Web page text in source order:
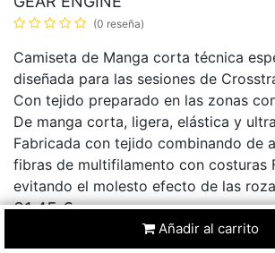
(0 reseña)
Camiseta de Manga corta técnica
diseñada para las sesiones de
Con tejido preparado en las zonas
De manga corta, ligera, elástica y
Fabricada con tejido combinando de
fibras de multifilamento con costuras
evitando el molesto efecto de las
31,45€ 34,94€ 10% Dto.
Añadir al carrito